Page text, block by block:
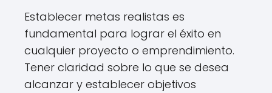
Establecer metas realistas es
fundamental para lograr el éxito en
cualquier proyecto o emprendimiento.
Tener claridad sobre lo que se desea
alcanzar y establecer objetivos